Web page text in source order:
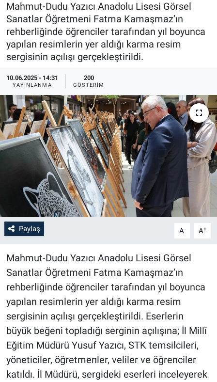
Mahmut-Dudu Yazıcı Anadolu Lisesi Görsel
Sanatlar Öğretmeni Fatma Kamaşmaz’ın
rehberliğinde öğrenciler tarafından yıl boyunca
yapılan resimlerin yer aldığı karma resim
sergisinin açılışı gerçekleştirildi.
10.06.2025 - 14:31
YAYINLANMA
200
GÖSTERIM
Paylaş A- A+
Mahmut-Dudu Yazıcı Anadolu Lisesi Görsel
Sanatlar Öğretmeni Fatma Kamaşmaz’ın
rehberliğinde öğrenciler tarafından yıl boyunca
yapılan resimlerin yer aldığı karma resim
sergisinin açılışı gerçekleştirildi. Eserlerin
büyük beğeni topladığı serginin açılışına; İl Millî
Eğitim Müdürü Yusuf Yazıcı, STK temsilcileri,
yöneticiler, öğretmenler, veliler ve öğrenciler
katıldı. İl Müdürü, sergideki eserleri inceleyerek
Sağlık
Yerel
İlan - Duyuru- Mesaj
Türkiye Gündemi
Sağlık
Eğitim
Kültür
3.Sayfa
Medya
Teknoloji
Röportaj
Kayseri
Niğde
Aksaray
İlan - Duyuru- Mesaj
Türkiye Gündemi